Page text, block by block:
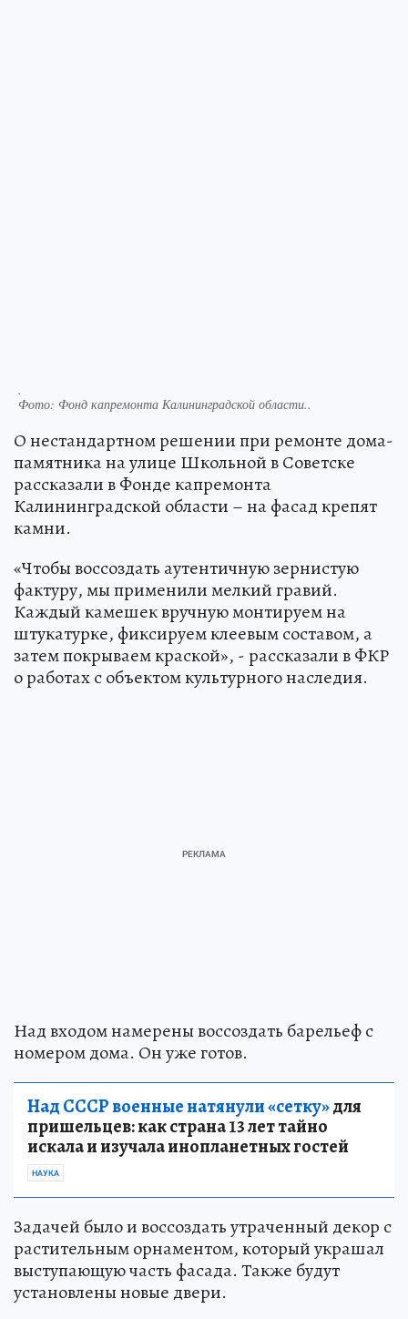
.
Фото: Фонд капремонта Калининградской области..
О нестандартном решении при ремонте дома-
памятника на улице Школьной в Советске
рассказали в Фонде капремонта
Калининградской области – на фасад крепят
камни.
«Чтобы воссоздать аутентичную зернистую
фактуру, мы применили мелкий гравий.
Каждый камешек вручную монтируем на
штукатурке, фиксируем клеевым составом, а
затем покрываем краской», - рассказали в ФКР
о работах с объектом культурного наследия.
Над входом намерены воссоздать барельеф с
номером дома. Он уже готов.
Над СССР военные натянули «сетку»для
пришельцев: как страна 13 лет тайно
искала и изучала инопланетных гостей
НАУКА
Задачей было и воссоздать утраченный декор с
растительным орнаментом, который украшал
выступающую часть фасада. Также будут
установлены новые двери.